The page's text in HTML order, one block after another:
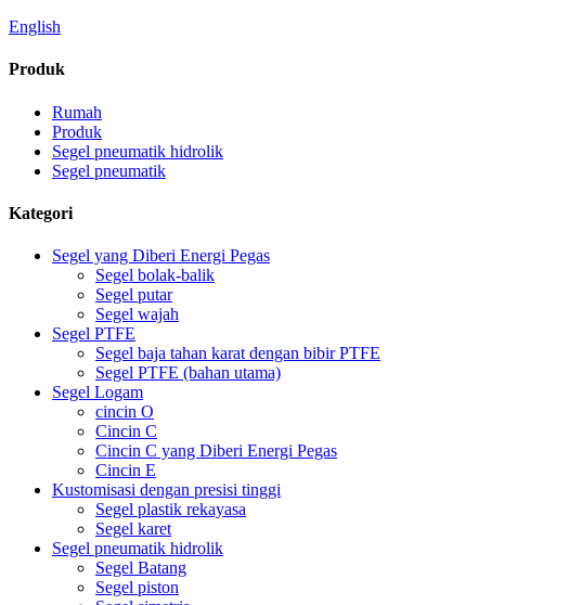
English
Produk
Rumah
Produk
Segel pneumatik hidrolik
Segel pneumatik
Kategori
Segel yang Diberi Energi Pegas
Segel bolak-balik
Segel putar
Segel wajah
Segel PTFE
Segel baja tahan karat dengan bibir PTFE
Segel PTFE (bahan utama)
Segel Logam
cincin O
Cincin C
Cincin C yang Diberi Energi Pegas
Cincin E
Kustomisasi dengan presisi tinggi
Segel plastik rekayasa
Segel karet
Segel pneumatik hidrolik
Segel Batang
Segel piston